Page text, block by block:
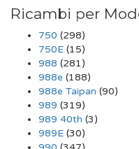
Ricambi per
750 (298)
750E (15)
988 (281)
988e (188)
988e Taipan (90)
989 (319)
989 40th (3)
989E (30)